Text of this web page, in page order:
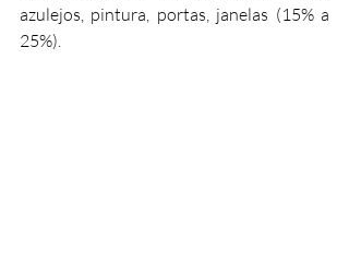
azulejos, pintura, portas, janelas (15% a
25%).